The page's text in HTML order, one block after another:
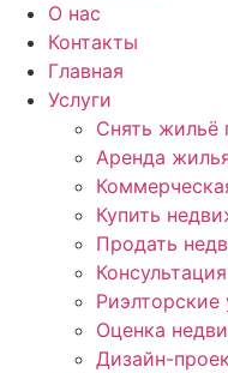
О нас
Контакты
Главная
Услуги
Снять жильё
Аренда
Купить
Продать
Риэлторские
Оценка
Дизайн-